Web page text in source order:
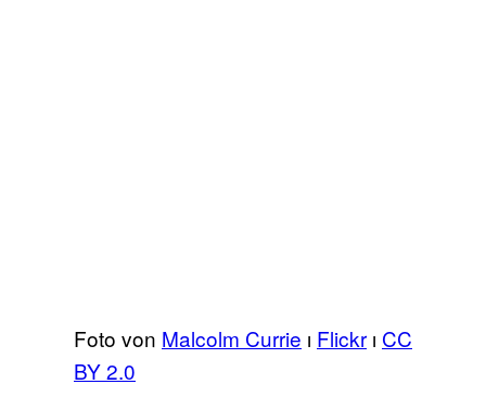
Foto von Malcolm Currie ı Flickr ı CC
BY 2.0